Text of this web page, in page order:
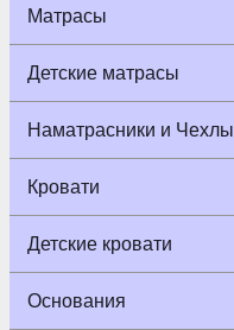
Матрасы
Детские матрасы
Наматрасники и Чехлы
Кровати
Детские кровати
Основания